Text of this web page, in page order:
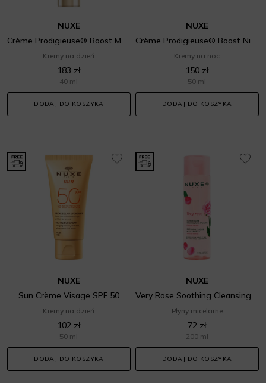
NUXE
Crème Prodigieuse® Boost Multi-Correction Silky Cream
Kremy na dzień
183 zł
40 ml
DODAJ DO KOSZYKA
NUXE
Crème Prodigieuse® Boost Night Recovery Oil Balm
Kremy na noc
150 zł
50 ml
DODAJ DO KOSZYKA
NUXE
Sun Crème Visage SPF 50
Kremy na dzień
102 zł
50 ml
DODAJ DO KOSZYKA
NUXE
Very Rose Soothing Cleansing Micellar Water
Płyny micelarne
72 zł
200 ml
DODAJ DO KOSZYKA